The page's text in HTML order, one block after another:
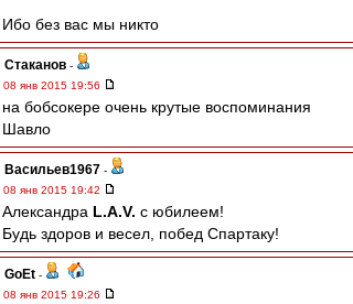
Ибо без вас мы никто
Cтаканов -
08 янв 2015 19:56
на бобсокере очень крутые воспоминания
Шавло
Васильев1967 -
08 янв 2015 19:42
Александра L.А.V. с юбилеем!
Будь здоров и весел, побед Спартаку!
GoEt -
08 янв 2015 19:26